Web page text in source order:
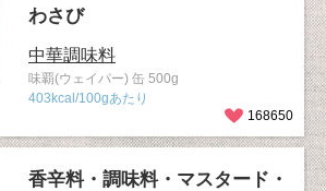
わさび
中華調味料
味覇(ウェイパー) 缶 500g
403kcal/100gあたり
168650
香辛料・調味料・マスタード・